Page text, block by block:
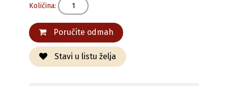
Količina:
Poručite odmah
Stavi u listu želja